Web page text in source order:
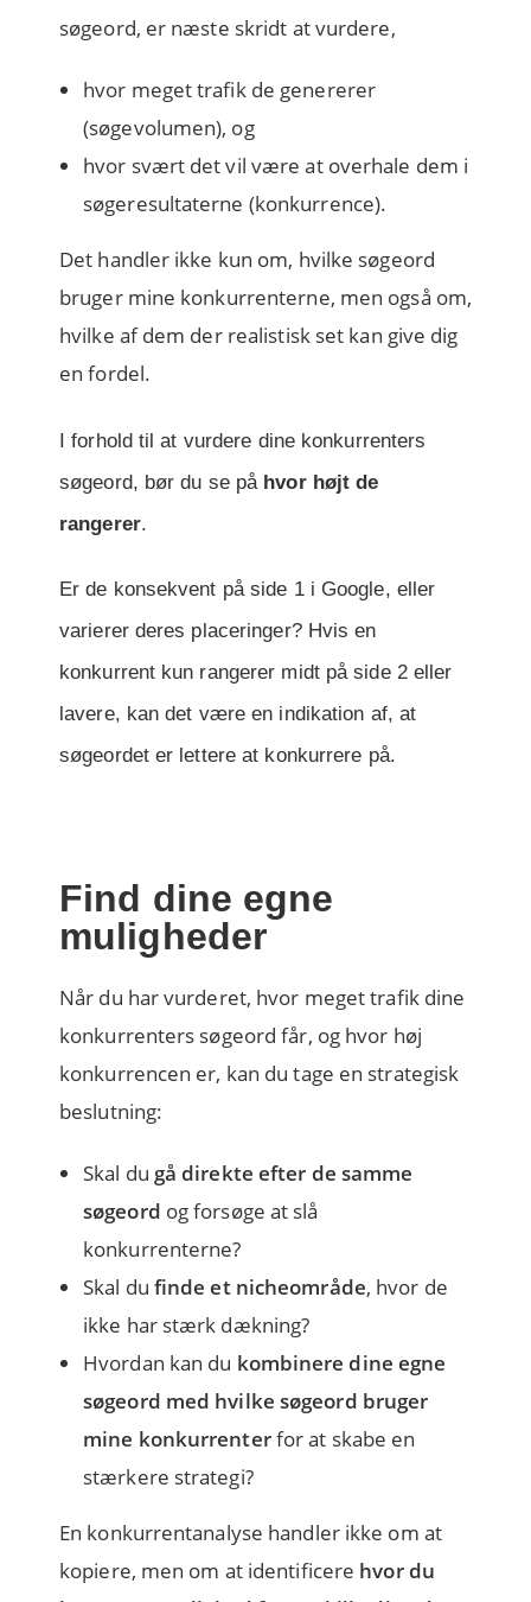
søgeord, er næste skridt at vurdere,
hvor meget trafik de genererer
(søgevolumen), og
hvor svært det vil være at overhale dem i
søgeresultaterne (konkurrence).
Det handler ikke kun om, hvilke søgeord
bruger mine konkurrenterne, men også om,
hvilke af dem der realistisk set kan give dig
en fordel.
I forhold til at vurdere dine konkurrenters
søgeord, bør du se på hvor højt de
rangerer.
Er de konsekvent på side 1 i Google, eller
varierer deres placeringer? Hvis en
konkurrent kun rangerer midt på side 2 eller
lavere, kan det være en indikation af, at
søgeordet er lettere at konkurrere på.
Find dine egne
muligheder
Når du har vurderet, hvor meget trafik dine
konkurrenters søgeord får, og hvor høj
konkurrencen er, kan du tage en strategisk
beslutning:
Skal du gå direkte efter de samme
søgeord og forsøge at slå
konkurrenterne?
Skal du finde et nicheområde, hvor de
ikke har stærk dækning?
Hvordan kan du kombinere dine egne
søgeord med hvilke søgeord bruger
mine konkurrenterfor at skabe en
stærkere strategi?
En konkurrentanalyse handler ikke om at
kopiere, men om at identificere hvor du